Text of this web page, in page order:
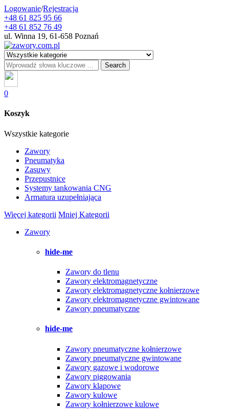
Logowanie/Rejestracja
+48 61 825 95 66
+48 61 852 76 49
ul. Winna 19, 61-658 Poznań
Search
0
Koszyk
Wszystkie kategorie
Zawory
Pneumatyka
Zasuwy
Przepustnice
Systemy tankowania CNG
Armatura uzupełniająca
Więcej kategorii Mniej Kategorii
Zawory
hide-me
Zawory do tlenu
Zawory elektromagnetyczne
Zawory elektromagnetyczne kołnierzowe
Zawory elektromagnetyczne gwintowane
Zawory pneumatyczne
hide-me
Zawory pneumatyczne kołnierzowe
Zawory pneumatyczne gwintowane
Zawory gazowe i wodorowe
Zawory piggowania
Zawory klapowe
Zawory kulowe
Zawory kołnierzowe kulowe